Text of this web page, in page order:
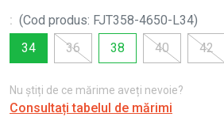
: (Cod produs: FJT358-4650-L34)
34
36 38 40 42
Nu știți de ce mărime aveți nevoie?
Consultați tabelul de mărimi